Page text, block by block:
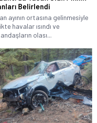
Belirlendi
ayının ortasına gelinmesiyle
havalar ısındı ve
olası...